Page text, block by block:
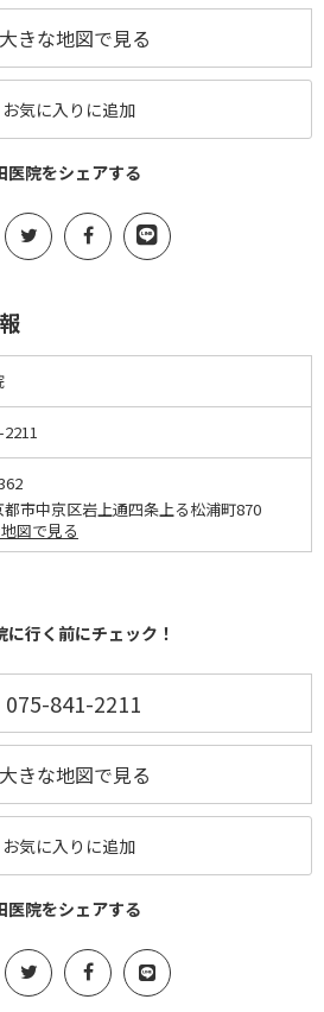
大きな地図で見る
お気に入りに追加
医院をシェアする
都市中京区岩上通四条上る松浦町870
図で見る
に行く前にチェック！
075-841-2211
大きな地図で見る
お気に入りに追加
医院をシェアする